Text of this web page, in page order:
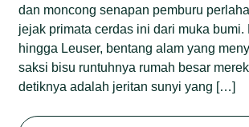
dan moncong senapan pemburu
jejak primata cerdas ini dari muka bumi.
hingga Leuser, bentang alam yang
saksi bisu runtuhnya rumah besar
detiknya adalah jeritan sunyi yang […]